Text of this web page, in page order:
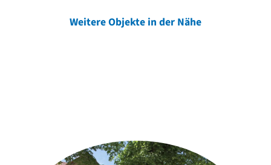
Weitere Objekte in der Nähe